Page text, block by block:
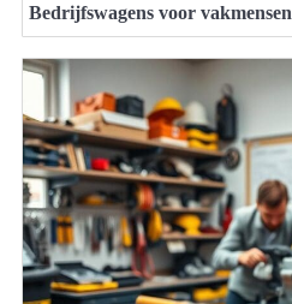
Bedrijfswagens voor vakmensen